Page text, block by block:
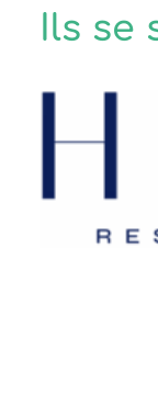
Ils se